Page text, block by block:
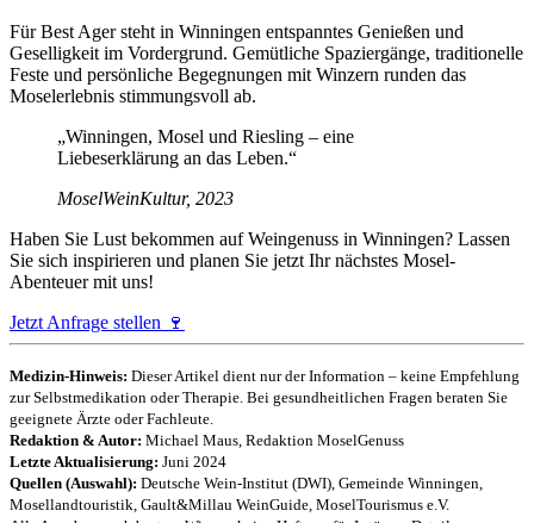
Für Best Ager steht in Winningen entspanntes Genießen und
Geselligkeit im Vordergrund. Gemütliche Spaziergänge, traditionelle
Feste und persönliche Begegnungen mit Winzern runden das
Moselerlebnis stimmungsvoll ab.
„Winningen, Mosel und Riesling – eine
Liebeserklärung an das Leben.“
MoselWeinKultur, 2023
Haben Sie Lust bekommen auf Weingenuss in Winningen? Lassen
Sie sich inspirieren und planen Sie jetzt Ihr nächstes Mosel-
Abenteuer mit uns!
Jetzt Anfrage stellen 🍷
Medizin-Hinweis: Dieser Artikel dient nur der Information – keine Empfehlung
zur Selbstmedikation oder Therapie. Bei gesundheitlichen Fragen beraten Sie
geeignete Ärzte oder Fachleute.
Redaktion & Autor: Michael Maus, Redaktion MoselGenuss
Letzte Aktualisierung: Juni 2024
Quellen (Auswahl): Deutsche Wein-Institut (DWI), Gemeinde Winningen,
Mosellandtouristik, Gault&Millau WeinGuide, MoselTourismus e.V.